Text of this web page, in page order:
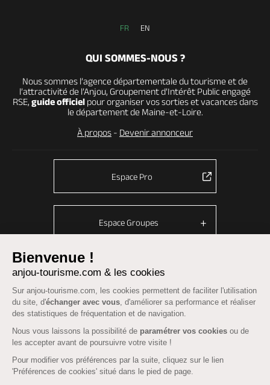
Bienvenue !
anjou-tourisme.com & les cookies
Sur anjou-tourisme.com, les cookies permettent de faciliter l'utilisation
du site, d'échanger avec vous, d'améliorer sa performance et réaliser
des statistiques de fréquentation et de navigation.
Nous vous laissons la possibilité de paramétrer vos cookies ou de
les accepter avant de poursuivre votre visite !
Pour modifier vos préférences par la suite, cliquez sur le lien
'Préférences de cookies' situé dans le pied de page.
FR EN
QUI SOMMES-NOUS ?
Nous sommes l’agence départementale du tourisme et de
l’attractivité de l’Anjou, Groupement d’Intérêt Public engagé
RSE, guide officielpour organiser vos sorties et vacances dans
le département de Maine-et-Loire.
À propos - Devenir annonceur
Espace Pro
Espace Groupes
© Anjou tourisme 2026 -Plan du site-Fonctionnement du site
Mentions légales Données personnelles
CGU Réservation-Accessibilité : partiellement conforme